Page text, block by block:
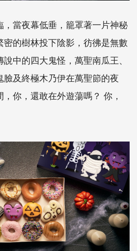
當夜幕低垂，籠罩著一片神秘
的樹林投下陰影，彷彿是無數
中的四大鬼怪，萬聖南瓜王、
及終極木乃伊在萬聖節的夜
你，還敢在外遊蕩嗎？ 你，